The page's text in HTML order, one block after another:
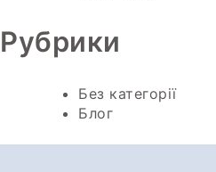
Рубрики
Без категорії
Блог